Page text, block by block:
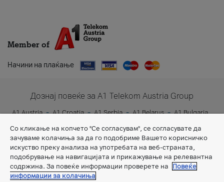
Member of
Начини на плаќање
Дознај повеќе за A1 Telekom Austria Group
A1 Austria A1 Croatia A1 Serbia A1 Belarus
A1 Bulgaria
A1 Slovenia
A1 Digital
Со кликање на копчето "Се согласувам", се согласувате да
зачуваме колачиња за да го подобриме Вашето корисничко
искуство преку анализа на употребата на веб-страната,
подобрување на навигацијата и прикажување на релевантна
содржина. За повеќе информации проверете на
Повеќе
информации за колачиња